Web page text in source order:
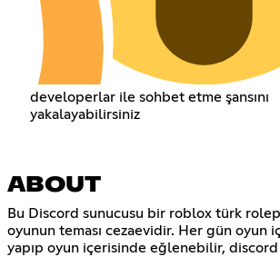
developerlar ile sohbet etme şansını
yakalayabilirsiniz
ABOUT
Bu Discord sunucusu bir roblox türk
oyunun teması cezaevidir. Her gün oyun
yapıp oyun içerisinde eğlenebilir,